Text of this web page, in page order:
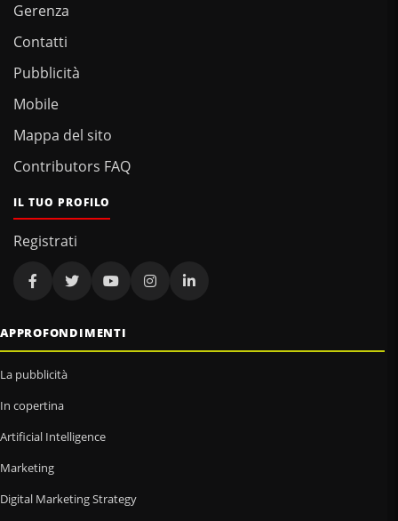
Gerenza
Contatti
Pubblicità
Mobile
Mappa del sito
Contributors FAQ
IL TUO PROFILO
Registrati
APPROFONDIMENTI
La pubblicità
In copertina
Artificial Intelligence
Marketing
Digital Marketing Strategy